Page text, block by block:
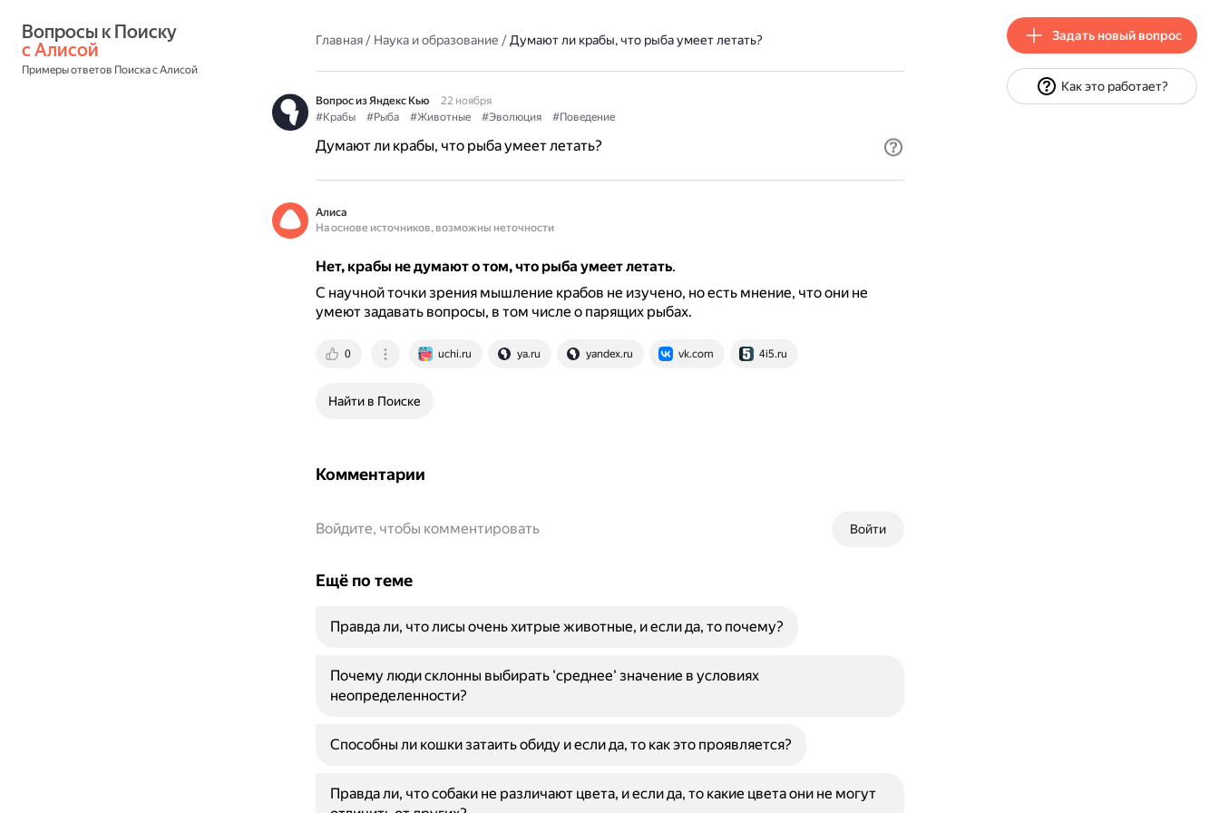
с Алисой
Примеры ответов Поиска с Алисой
Главная/ Наука и образование /Думают ли крабы, что рыба умеет летать?
Вопрос из Яндекс Кью
22 ноября
#Крабы
#Рыба #Животные #Эволюция #Поведение
Думают ли крабы, что рыба умеет летать?
Алиса
На основе источников, возможны неточности
Нет, крабы не думают о том, что рыба умеет летать.
С научной точки зрения мышление крабов не изучено, но есть мнение, что они не
умеют задавать вопросы, в том числе о парящих рыбах.
0 uchi.ru ya.ru yandex.ru vk.com 4i5.ru
Найти в Поиске
Комментарии
Войти
Войдите, чтобы комментировать
Ещё по теме
Правда ли, что лисы очень хитрые животные, и если да, то почему?
Почему люди склонны выбирать 'среднее' значение в условиях
неопределенности?
Способны ли кошки затаить обиду и если да, то как это проявляется?
Правда ли, что собаки не различают цвета, и если да, то какие цвета они не могут
Задать новый вопрос
Как это работает?